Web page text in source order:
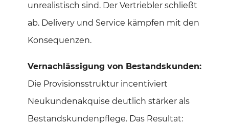
unrealistisch sind. Der Vertriebler schließt
ab. Delivery und Service kämpfen mit den
Konsequenzen.
Vernachlässigung von Bestandskunden:
Die Provisionsstruktur incentiviert
Neukundenakquise deutlich stärker als
Bestandskundenpflege. Das Resultat: